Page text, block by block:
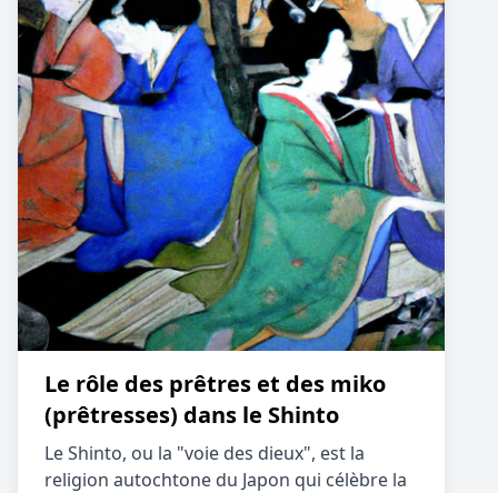
Le rôle des prêtres et des miko
(prêtresses) dans le Shinto
Le Shinto, ou la "voie des dieux", est la
religion autochtone du Japon qui célèbre la